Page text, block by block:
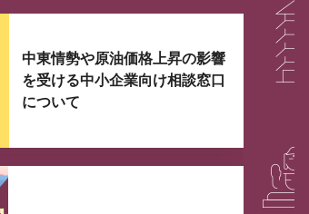
表示されるスライダーがあります。
中東情勢や原油価格上昇の影響
を受ける中小企業向け相談窓口
について